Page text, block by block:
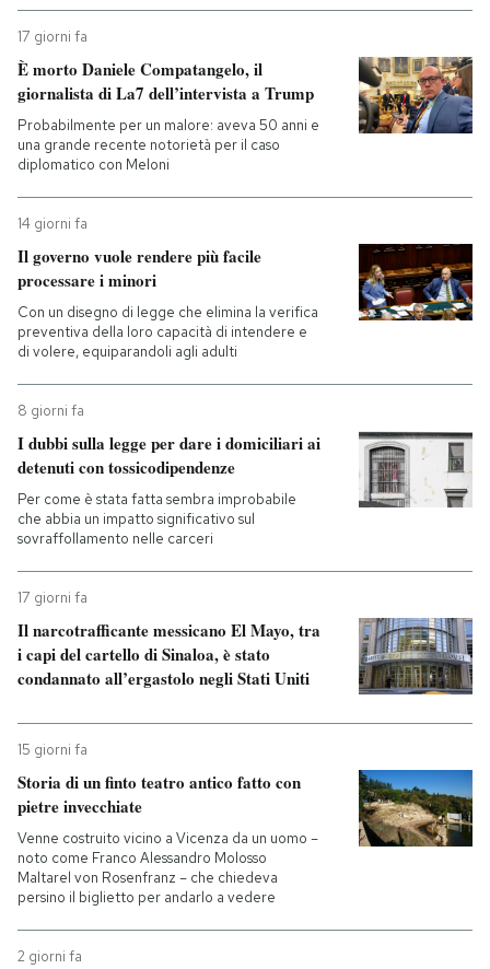
17 giorni fa
È morto Daniele Compatangelo, il
giornalista di La7 dell’intervista a Trump
Probabilmente per un malore: aveva 50 anni e
una grande recente notorietà per il caso
diplomatico con Meloni
14 giorni fa
Il governo vuole rendere più facile
processare i minori
Con un disegno di legge che elimina la verifica
preventiva della loro capacità di intendere e
di volere, equiparandoli agli adulti
8 giorni fa
I dubbi sulla legge per dare i domiciliari ai
detenuti con tossicodipendenze
Per come è stata fatta sembra improbabile
che abbia un impatto significativo sul
sovraffollamento nelle carceri
17 giorni fa
Il narcotrafficante messicano El Mayo, tra
i capi del cartello di Sinaloa, è stato
condannato all’ergastolo negli Stati Uniti
15 giorni fa
Storia di un finto teatro antico fatto con
pietre invecchiate
Venne costruito vicino a Vicenza da un uomo –
noto come Franco Alessandro Molosso
Maltarel von Rosenfranz – che chiedeva
persino il biglietto per andarlo a vedere
2 giorni fa